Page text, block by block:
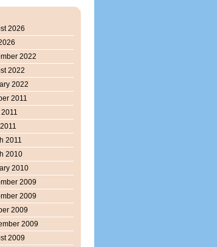
2026
2022
2022
2022
2011
2011
2010
2010
2009
2009
2009
2009
2009